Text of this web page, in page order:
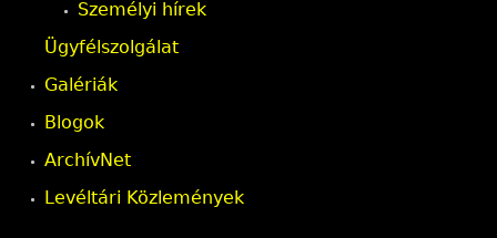
Személyi hírek
Ügyfélszolgálat
Galériák
Blogok
ArchívNet
Levéltári Közlemények